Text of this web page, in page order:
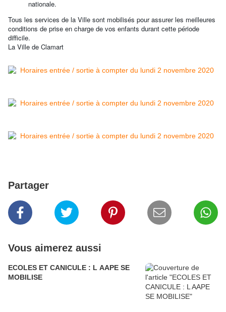
nationale.
Tous les services de la Ville sont mobilisés pour assurer les meilleures
conditions de prise en charge de vos enfants durant cette période
difficile.
La Ville de Clamart
Partager
Vous aimerez aussi
ECOLES ET CANICULE : L AAPE SE
MOBILISE